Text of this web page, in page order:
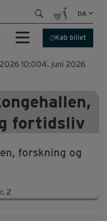
DA
Køb billet
10:004. juni 2026
fortidsliv
forskning og
2